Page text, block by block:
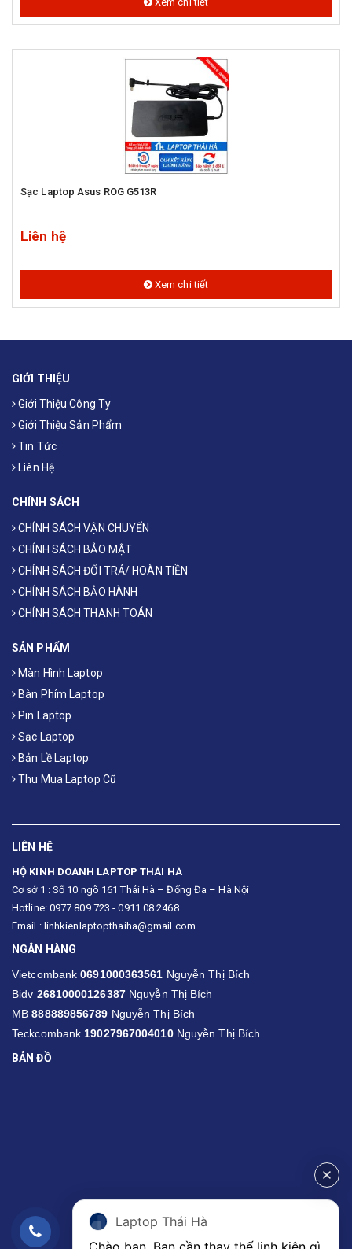
Sạc Laptop Asus ROG G513R
Liên hệ
Xem chi tiết
GIỚI THIỆU
Giới Thiệu Công Ty
Giới Thiệu Sản Phẩm
Tin Tức
Liên Hệ
CHÍNH SÁCH
CHÍNH SÁCH VẬN CHUYỂN
CHÍNH SÁCH BẢO MẬT
CHÍNH SÁCH ĐỔI TRẢ/ HOÀN TIỀN
CHÍNH SÁCH BẢO HÀNH
CHÍNH SÁCH THANH TOÁN
SẢN PHẨM
Màn Hình Laptop
Bàn Phím Laptop
Pin Laptop
Sạc Laptop
Bản Lề Laptop
Thu Mua Laptop Cũ
LIÊN HỆ
HỘ KINH DOANH LAPTOP THÁI HÀ
Cơ sở 1 : Số 10 ngõ 161 Thái Hà – Đống Đa – Hà Nội
Hotline: 0977.809.723 - 0911.08.2468
Email : linhkienlaptopthaiha@gmail.com
NGÂN HÀNG
Vietcombank0691000363561 Nguyễn Thị Bích
Bidv 26810000126387Nguyễn Thị Bích
MB888889856789 Nguyễn Thị Bích
Teckcombank 19027967004010Nguyễn Thị Bích
BẢN ĐỒ
Laptop Thái Hà